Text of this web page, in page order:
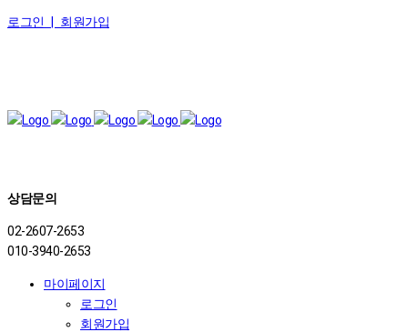
로그인 | 회원가입
상담문의
02-2607-2653
010-3940-2653
마이페이지
로그인
회원가입